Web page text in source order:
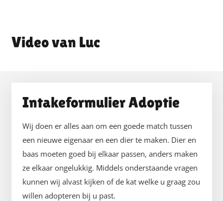
Luc
Intakeformulier Adoptie
Wij doen er alles aan om een goede match tussen
een nieuwe eigenaar en een dier te maken. Dier en
baas moeten goed bij elkaar passen, anders maken
ze elkaar ongelukkig. Middels onderstaande vragen
kunnen wij alvast kijken of de kat welke u graag zou
willen adopteren bij u past.